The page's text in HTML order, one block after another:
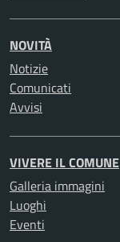
NOVITÀ
Notizie
Comunicati
Avvisi
VIVERE IL COMUNE
Galleria immagini
Luoghi
Eventi